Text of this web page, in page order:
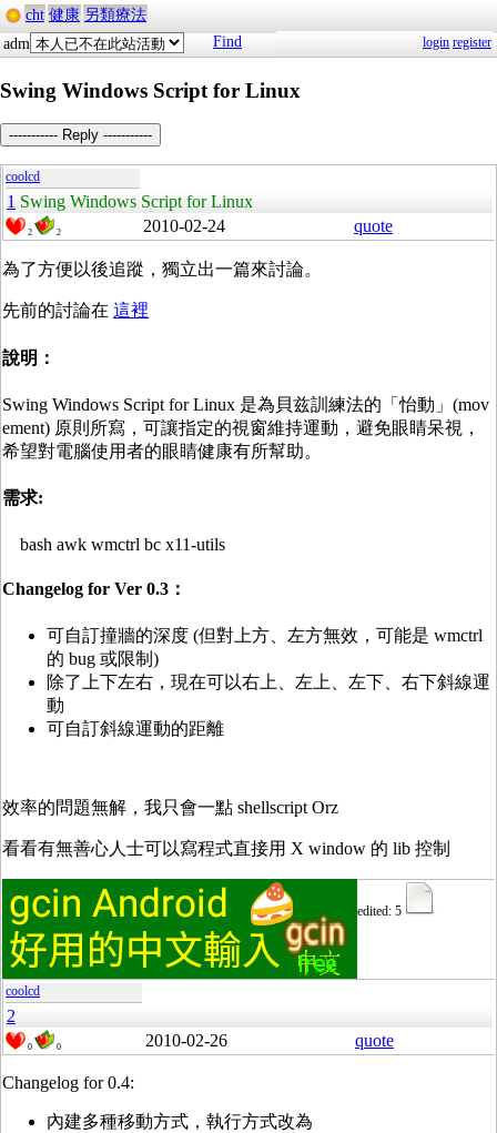
cht 健康 另類療法
adm
Find login register
Swing Windows Script for Linux
----------- Reply -----------
coolcd
1 Swing Windows Script for Linux
2 2 2010-02-24 quote
為了方便以後追蹤，獨立出一篇來討論。
先前的討論在 這裡
說明：
Swing Windows Script for Linux 是為貝兹訓練法的「怡動」(mov
ement) 原則所寫，可讓指定的視窗維持運動，避免眼睛呆視，
希望對電腦使用者的眼睛健康有所幫助。
需求:
bash awk wmctrl bc x11-utils
Changelog for Ver 0.3：
可自訂撞牆的深度 (但對上方、左方無效，可能是 wmctrl
的 bug 或限制)
除了上下左右，現在可以右上、左上、左下、右下斜線運
動
可自訂斜線運動的距離
效率的問題無解，我只會一點 shellscript Orz
看看有無善心人士可以寫程式直接用 X window 的 lib 控制
edited: 5
coolcd
2
0 0 2010-02-26 quote
Changelog for 0.4:
內建多種移動方式，執行方式改為